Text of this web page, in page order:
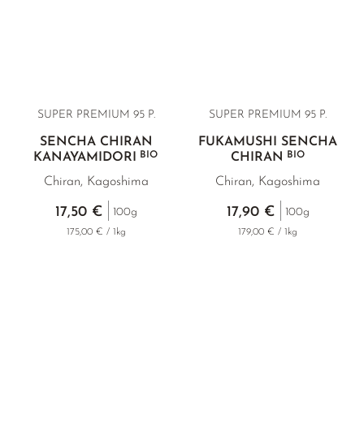
SUPER PREMIUM 95 P.
SENCHA CHIRAN
KANAYAMIDORIBIO
Chiran, Kagoshima
17,50 € 100g
175,00 € / 1kg
SUPER PREMIUM95 P.
FUKAMUSHI SENCHA
CHIRAN
BIO
Chiran, Kagoshima
17,90 € 100g
179,00 € / 1kg